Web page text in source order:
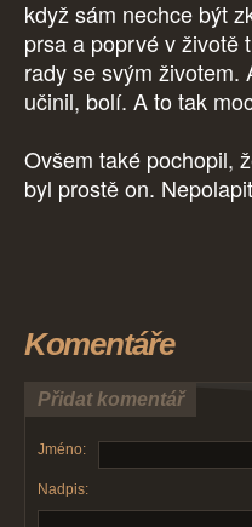
když sám nechce být
prsa a poprvé v životě
rady se svým životem.
učinil, bolí. A to tak
Ovšem také pochopil,
byl prostě on.
Komentáře
Přidat komentář
Jméno:
Nadpis: